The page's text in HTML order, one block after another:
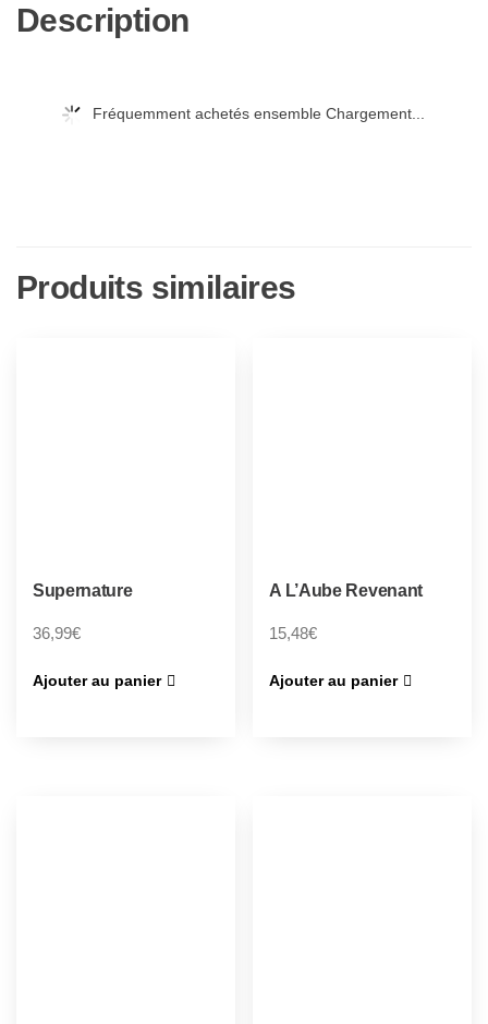
Description
Fréquemment achetés ensemble Chargement...
Produits similaires
Supernature
36,99€
Ajouter au panier
A L’Aube Revenant
15,48€
Ajouter au panier